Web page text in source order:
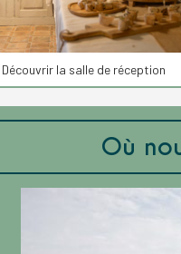
Découvrir la salle de réception
Où